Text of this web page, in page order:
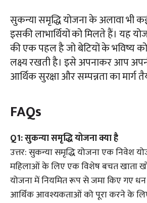
सुकन्या समृद्धि योजना के अलावा भी
इसकी लाभार्थियों को मिलते हैं। यह
की एक पहल है जो बेटियों के भविष्य
लक्ष्य रखती है। इसे अपनाकर आप
आर्थिक सुरक्षा और सम्पन्नता का
FAQs
Q1: सुकन्या समृद्धि योजना क्या है
उत्तर: सुकन्या समृद्धि योजना एक निवेश
महिलाओं के लिए एक विशेष बचत खाता
योजना में नियमित रूप से जमा किए गए
आर्थिक आवश्यकताओं को पूरा करने के